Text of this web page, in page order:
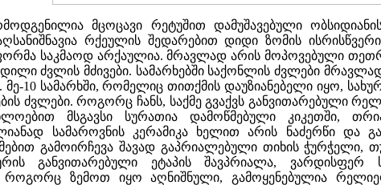
მცოცავი რეტუშით დამუშავებული
რქეულის შედარებით დიდი ზომის
საკმაოდ არქაულია. მრავლად არის მოპოვებული
ძვლის მძივები. სამარხებში საქონლის ძვლები
მე-10 სამარხში, რომელიც თითქმის დაუზიანებელი იყო,
ძვლები. როგორც ჩანს, საქმე გვაქვს განვითარებული
მსგავსი სურათია დამოწმებული კიკეთში,
სამაროვნის კერამიკა ხელით არის ნაძერწი და
გამოირჩევა შავად გაპრიალებული თიხის ჭურჭელი,
განვითარებული ეტაპის შავპრიალა, ვარდისფერ
როგორც ზემოთ იყო აღნიშნული, გამოყენებულია